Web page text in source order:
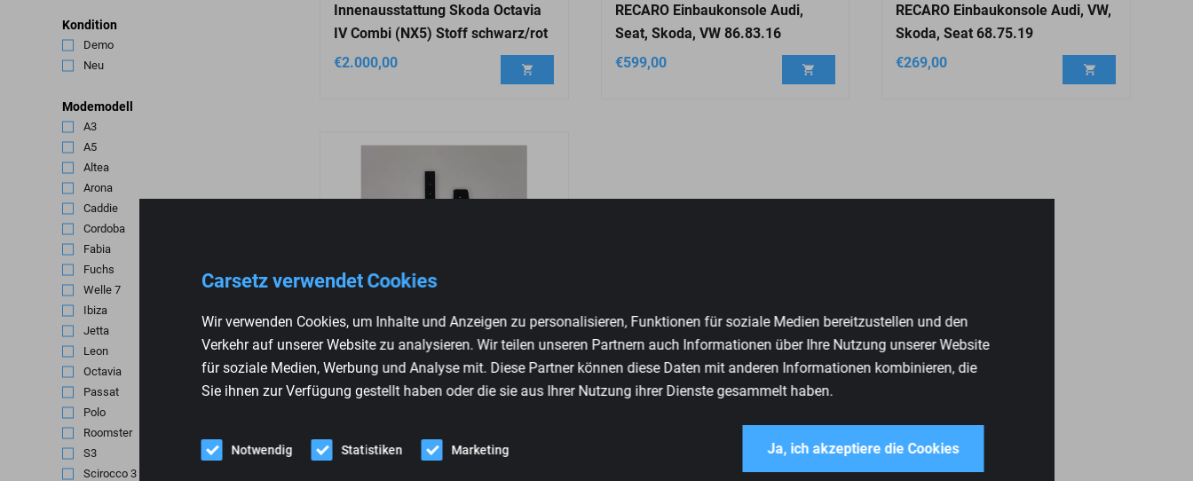
Carsetz verwendet Cookies
Wir verwenden Cookies, um Inhalte und Anzeigen zu personalisieren, Funktionen für soziale Medien bereitzustellen und den
Verkehr auf unserer Website zu analysieren. Wir teilen unseren Partnern auch Informationen über Ihre Nutzung unserer Website
für soziale Medien, Werbung und Analyse mit. Diese Partner können diese Daten mit anderen Informationen kombinieren, die
Sie ihnen zur Verfügung gestellt haben oder die sie aus Ihrer Nutzung ihrer Dienste gesammelt haben.
Notwendig Statistiken Marketing Ja, ich akzeptiere die Cookies
Kondition
Demo
Neu
Modemodell
A3
A5
Altea
Arona
Caddie
Cordoba
Fabia
Fuchs
Welle 7
Ibiza
Jetta
Leon
Octavia
Passat
Polo
Roomster
S3
Scirocco 3
Innenausstattung Skoda Octavia
IV Combi (NX5) Stoff schwarz/rot
€2.000,00
RECARO Einbaukonsole Audi,
Seat, Skoda, VW 86.83.16
€599,00
RECARO Einbaukonsole Audi, VW,
Skoda, Seat 68.75.19
€269,00
RECARO Einbaukonsole Audi, VW,